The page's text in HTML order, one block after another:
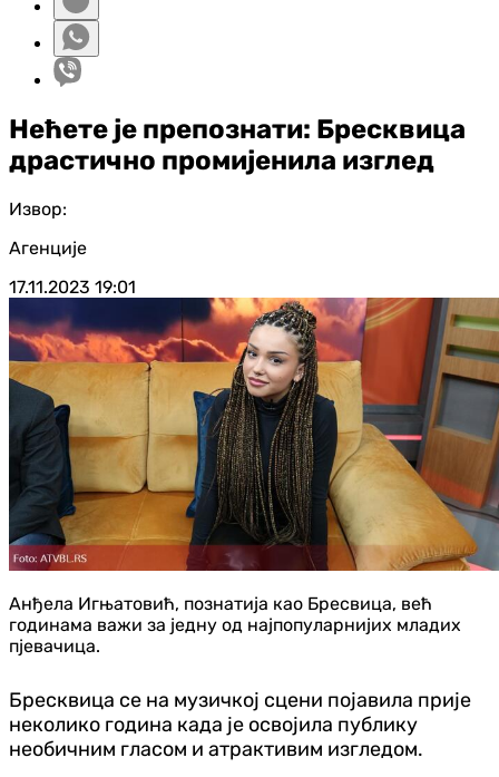
Нећете је препознати: Бресквица
драстично промијенила изглед
Извор:
Агенције
17.11.2023 19:01
Анђела Игњатовић, познатија као Бресвица, већ
годинама важи за једну од најпопуларнијих младих
пјевачица.
Бресквица се на музичкој сцени појавила прије
неколико година када је освојила публику
необичним гласом и атрактивим изгледом.